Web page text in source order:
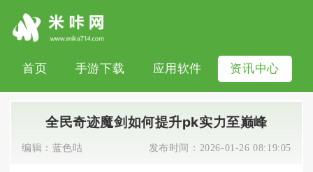
首页 手游下载 应用软件 资讯中心
全民奇迹魔剑如何提升pk实力至巅峰
编辑： 蓝色咕 发布时间： 2026-01-26 08:19:05